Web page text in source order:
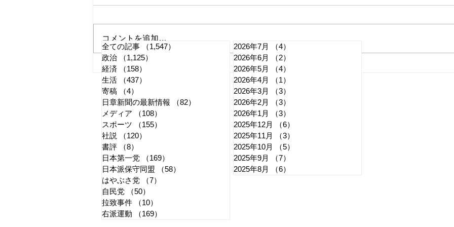
国旗損壊罪はどう運用される
か
れいわ・山本太郎が代表辞
任 日本第一党・桜井誠と似
たような引退劇
コメントを追加…
全ての記事
（1,547）
政治
（1,125）
経済
（158）
生活
（437）
寄稿
（4）
日章新聞の最新情報
（82）
82件の記事
メディア
（108）
スポーツ
（155）
社説
（120）
書評
（8）
日本第一党
（169）
日本派保守同盟
（58）
はやぶさ党
（7）
自民党
（50）
拉致事件
（10）
右派運動
（169）
2026年7月 （4）
2026年6月
（2）
2026年5月
（4）
2026年4月
（1）
2026年3月
（3）
2026年2月
（3）
2026年1月
（3）
2025年12月
（6）
2025年11月
（3）
2025年10月
（5）
2025年9月
（7）
2025年8月
（6）